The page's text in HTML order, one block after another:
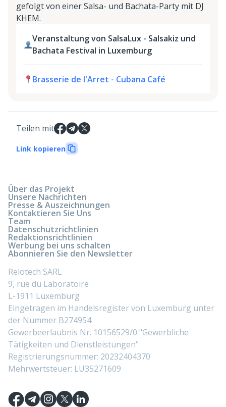
gefolgt von einer Salsa- und Bachata-Party mit DJ
KHEM.
Veranstaltung von SalsaLux - Salsakiz und
Bachata Festival in Luxemburg
Brasserie de l'Arret - Cubana Café
Teilen mit
Link kopieren
Über das Projekt
Unsere Nachrichten
Presse & Auszeichnungen
Kontaktieren Sie Uns
Team
Datenschutzrichtlinien
Redaktionsrichtlinien
Werbung bei uns schalten
Abonnieren Sie den Newsletter
Relotech SARL
9, rue du Laboratoire
L-1911 Luxemburg
Eingetragen im Handelsregister von Luxemburg unter
der Nummer B274954
Gewerbeerlaubnis Nr. 10156529/0 "Gewerbliche
Tätigkeiten und Dienstleistungen"
Registrierungsnummer: 20232404370
Mehrwertsteuer: LU35271609